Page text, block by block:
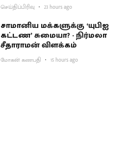
செய்திப்பிரிவு 23 hours ago
சாமானிய மக்களுக்கு ‘யுபிஐ
கட்டண’ சுமையா? - நிர்மலா
சீதாராமன் விளக்கம்
மோகன் கணபதி 15 hours ago